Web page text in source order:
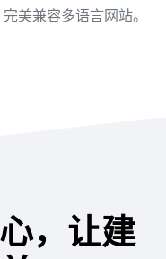
美兼容多语言网站。
，让建